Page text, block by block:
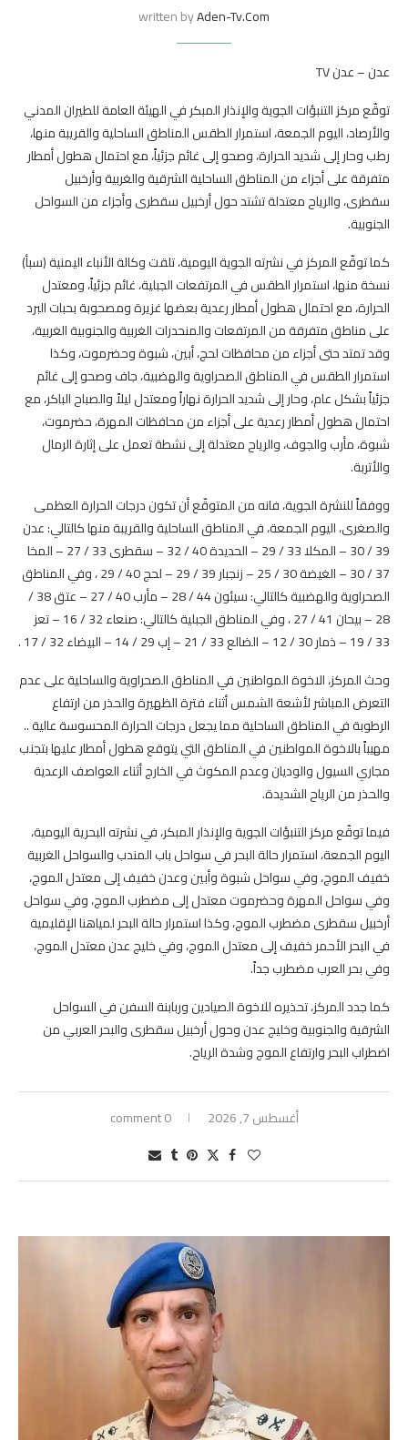
written byAden-Tv.com
عدن – عدن TV
توقّع مركز التنبؤات الجوية والإنذار المبكر في الهيئة العامة للطيران المدني
والأرصاد، اليوم الجمعة، استمرار الطقس المناطق الساحلية والقريبة منها،
رطب وحار إلى شديد الحرارة، وصحو إلى غائم جزئياً، مع احتمال هطول أمطار
متفرقة على أجزاء من المناطق الساحلية الشرقية والغربية وأرخبيل
سقطرى، والرياح معتدلة تشتد حول أرخبيل سقطرى وأجزاء من السواحل
الجنوبية.
كما توقّع المركز في نشرته الجوية اليومية، تلقت وكالة الأنباء اليمنية (سبأ)
نسخة منها، استمرار الطقس في المرتفعات الجبلية، غائم جزئياً، ومعتدل
الحرارة، مع احتمال هطول أمطار رعدية بعضها غزيرة ومصحوبة بحبات البرد
على مناطق متفرقة من المرتفعات والمنحدرات الغربية والجنوبية الغربية،
وقد تمتد حتى أجزاء من محافظات لحج، أبين، شبوة وحضرموت، وكذا
استمرار الطقس في المناطق الصحراوية والهضبية، جاف وصحو إلى غائم
جزئياً بشكل عام، وحار إلى شديد الحرارة نهاراً ومعتدل ليلاً والصباح الباكر، مع
احتمال هطول أمطار رعدية على أجزاء من محافظات المهرة، حضرموت،
شبوة، مأرب والجوف، والرياح معتدلة إلى نشطة تعمل على إثارة الرمال
والأتربة.
ووفقاً للنشرة الجوية، فانه من المتوقّع أن تكون درجات الحرارة العظمى
والصغرى، اليوم الجمعة، في المناطق الساحلية والقريبة منها كالتالي: عدن
39 / 30 – المكلا 33 / 29 – الحديدة 40 / 32 – سقطرى 33 / 27 – المخا
37 / 30 – الغيضة 30 / 25 – زنجبار 39 / 29 – لحج 40 / 29 ، وفي المناطق
الصحراوية والهضبية كالتالي: سيئون 44 / 28 – مأرب 40 / 27 – عتق 38 /
28 – بيحان 41 / 27 ، وفي المناطق الجبلية كالتالي: صنعاء 32 / 16 – تعز
33 / 19 – ذمار 30 / 12 – الضالع 33 / 21 – إب 29 / 14 – البيضاء 32 / 17 .
وحث المركز، الاخوة المواطنين في المناطق الصحراوية والساحلية على عدم
التعرض المباشر لأشعة الشمس أثناء فترة الظهيرة والحذر من ارتفاع
الرطوبة في المناطق الساحلية مما يجعل درجات الحرارة المحسوسة عالية ..
مهيباً بالاخوة المواطنين في المناطق التي يتوقع هطول أمطار عليها بتجنب
مجاري السيول والوديان وعدم المكوث في الخارج أثناء العواصف الرعدية
والحذر من الرياح الشديدة.
فيما توقّع مركز التنبؤات الجوية والإنذار المبكر، في نشرته البحرية اليومية،
اليوم الجمعة، استمرار حالة البحر في سواحل باب المندب والسواحل الغربية
خفيف الموج، وفي سواحل شبوة وأبين وعدن خفيف إلى معتدل الموج،
وفي سواحل المهرة وحضرموت معتدل إلى مضطرب الموج، وفي سواحل
أرخبيل سقطرى مضطرب الموج، وكذا استمرار حالة البحر لمياهنا الإقليمية
في البحر الأحمر خفيف إلى معتدل الموج، وفي خليج عدن معتدل الموج،
وفي بحر العرب مضطرب جداً.
كما جدد المركز، تحذيره للاخوة الصيادين وربابنة السفن في السواحل
الشرقية والجنوبية وخليج عدن وحول أرخبيل سقطرى والبحر العربي من
اضطراب البحر وارتفاع الموج وشدة الرياح.
أغسطس 7, 2026 0 comment